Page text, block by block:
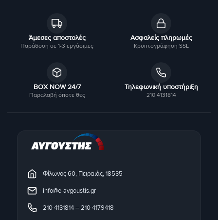
Άμεσες αποστολές
Παράδοση σε 1-3 εργάσιμες
Ασφαλείς πληρωμές
Κρυπτογράφηση SSL
BOX NOW 24/7
Παραλαβή όποτε θες
Τηλεφωνική υποστήριξη
210 4131814
Φίλωνος 60, Πειραιάς, 18535
info@e-avgoustis.gr
210 4131814–210 4179418